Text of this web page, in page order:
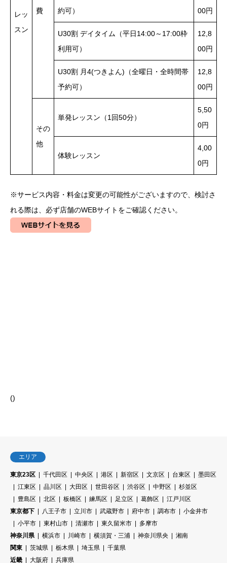
レッ
スン
費
約可）
00円
U30割 デイタイム（平日14:00～17:00枠
利用可）
12,8
00円
U30割 月4(つきよん)（全曜日・全時間帯
予約可）
12,8
00円
その
他
単発レッスン（1回50分）
5,50
0円
体験レッスン
4,00
0円
※サービス内容・料金は変更の可能性がございますので、検討さ
れる際は、必ず店舗のWEBサイトをご確認ください。
()
エリア
東京23区 千代田区 中央区 港区 新宿区 文京区 台東区
墨田区
江東区
品川区 大田区 世田谷区 渋谷区 中野区
杉並区
豊島区
北区 板橋区 練馬区 足立区 葛飾区
江戸川区
東京都下
八王子市 立川市 武蔵野市 府中市 調布市
小金井市
小平市
東村山市 清瀬市 東久留米市
多摩市
神奈川県
横浜市 川崎市 横須賀・三浦 神奈川県央
湘南
関東
茨城県 栃木県 埼玉県
千葉県
近畿
大阪府 兵庫県